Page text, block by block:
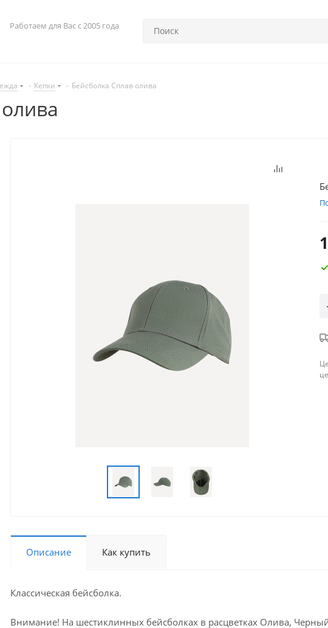
Работаем для Вас с 2005 года
- Кепки - Бейсболка Сплав олива
Описание Как купить
Классическая бейсболка.
Внимание! На шестиклинных бейсболках в расцветках Олива,